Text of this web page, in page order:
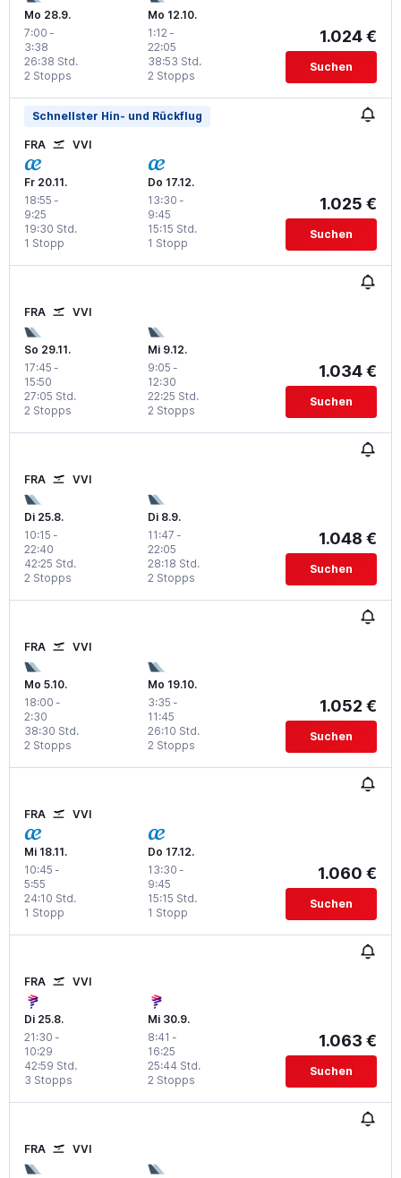
Mo 28.9.
7:00 -
3:38
2 Stopps
26:38 Std.
Mo 12.10.
1:12 -
22:05
2 Stopps
38:53 Std.
1.024 €
Suchen
Schnellster Hin- und Rückflug
FRA VVI
Fr 20.11.
18:55 -
9:25
1 Stopp
19:30 Std.
Do 17.12.
13:30 -
9:45
1 Stopp
15:15 Std.
1.025 €
Suchen
FRA VVI
So 29.11.
17:45 -
15:50
2 Stopps
27:05 Std.
Mi 9.12.
9:05 -
12:30
2 Stopps
22:25 Std.
1.034 €
Suchen
FRA VVI
Di 25.8.
10:15 -
22:40
2 Stopps
42:25 Std.
Di 8.9.
11:47 -
22:05
2 Stopps
28:18 Std.
1.048 €
Suchen
FRA VVI
Mo 5.10.
18:00 -
2:30
2 Stopps
38:30 Std.
Mo 19.10.
3:35 -
11:45
2 Stopps
26:10 Std.
1.052 €
Suchen
FRA VVI
Mi 18.11.
10:45 -
5:55
1 Stopp
24:10 Std.
Do 17.12.
13:30 -
9:45
1 Stopp
15:15 Std.
1.060 €
Suchen
FRA VVI
Di 25.8.
21:30 -
10:29
3 Stopps
42:59 Std.
Mi 30.9.
8:41 -
16:25
2 Stopps
25:44 Std.
1.063 €
Suchen
FRA VVI